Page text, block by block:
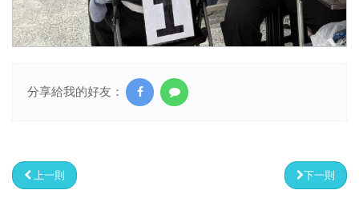
分享給我的好友：
上一則 下一則